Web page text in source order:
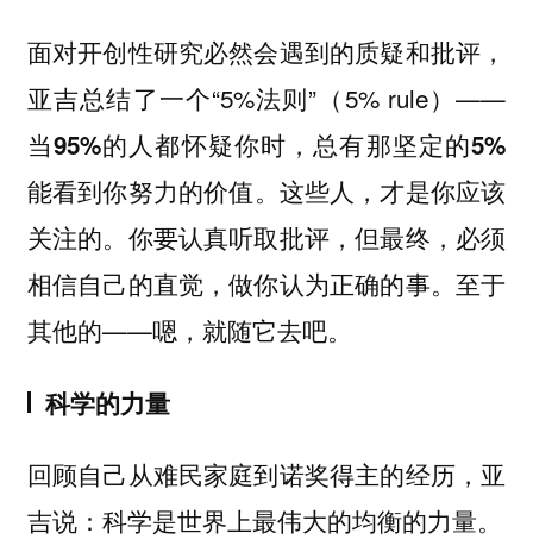
面对开创性研究必然会遇到的质疑和批评，
亚吉总结了一个“5%法则”（5% rule）——
当95%的人都怀疑你时，总有那坚定的5%
能看到你努力的价值。这些人，才是你应该
关注的。你要认真听取批评，但最终，必须
相信自己的直觉，做你认为正确的事。至于
其他的——嗯，就随它去吧。
科学的力量
回顾自己从难民家庭到诺奖得主的经历，亚
吉说： 科学是世界上最伟大的均衡的力量。